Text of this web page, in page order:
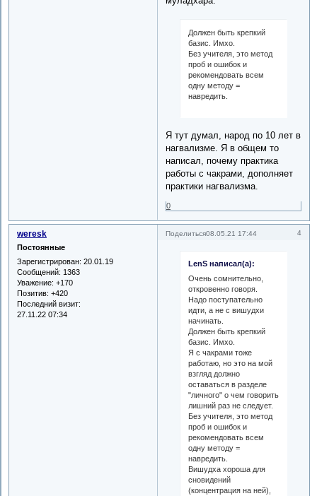
Должен быть крепкий
базис. Имхо.
Без учителя, это метод
проб и ошибок и
рекомендовать всем
одну методу =
навредить.
Я тут думал, народ по 10 лет в
нагвализме. Я в общем то
написал, почему практика
работы с чакрами, дополняет
практики нагвализма.
0
Поделиться 4
08.05.21 17:44
weresk
Постоянные
Зарегистрирован: 20.01.19
Сообщений: 1363
Уважение: +170
Позитив: +420
Последний визит:
27.11.22 07:34
LenS написал(а):
Очень сомнительно,
откровенно говоря.
Надо поступательно
идти, а не с вишудхи
начинать.
Должен быть крепкий
базис. Имхо.
Я с чакрами тоже
работаю, но это на мой
взгляд должно
оставаться в разделе
"личного" о чем говорить
лишний раз не следует.
Без учителя, это метод
проб и ошибок и
рекомендовать всем
одну методу =
навредить.
Вишудха хороша для
сновидений
(концентрация на ней),